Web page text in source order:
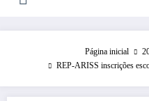
Página inicial
REP-ARISS inscrições